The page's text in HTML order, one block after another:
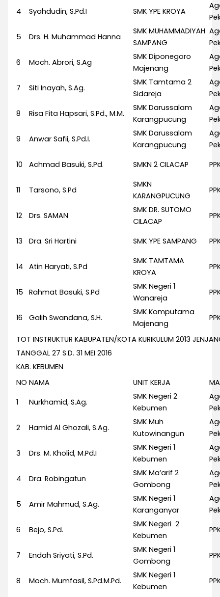
4
Syahdudin, S.Pd.I SMK YPE KROYA
5
Drs. H. Muhammad Hanna
SMK MUHAMMADIYAH
SAMPANG
6
Moch. Abrori, S.Ag
SMK Diponegoro
Majenang
7
Siti Inayah, S.Ag.
SMK Tamtama 2
Sidareja
8
Risa Fita Hapsari, S.Pd., M.M.
SMK Darussalam
Karangpucung
9
Anwar Safii, S.Pd.I.
SMK Darussalam
Karangpucung
10
Achmad Basuki, S.Pd. SMKN 2 CILACAP
11 Tarsono, S.Pd
SMKN
KARANGPUCUNG
12 Drs. SAMAN
SMK DR. SUTOMO
CILACAP
13 Dra. Sri Hartini SMK YPE SAMPANG
14 Atin Haryati, S.Pd
SMK TAMTAMA
KROYA
15 Rahmat Basuki, S.Pd
SMK Negeri 1
Wanareja
16 Galih Swandana, S.H.
SMK Komputama
Majenang
TOT INSTRUKTUR KABUPATEN/KOTA KURIKULUM 2013
TANGGAL 27 S.D. 31 MEI 2016
KAB. KEBUMEN
NO NAMA UNIT KERJA
1
Nurkhamid, S.Ag.
SMK Negeri 2
Kebumen
2
Hamid Al Ghozali, S.Ag.
SMK Muh
Kutowinangun
3
Drs. M. Kholid, M.Pd.I
SMK Negeri 1
Kebumen
4
Dra. Robingatun
SMK Ma’arif 2
Gombong
5
Amir Mahmud, S.Ag.
SMK Negeri 1
Karanganyar
6
Bejo, S.Pd.
SMK Negeri 2
Kebumen
7 Endah Sriyati, S.Pd.
SMK Negeri 1
Gombong
8 Moch. Mumfasil, S.Pd.M.Pd.
SMK Negeri 1
Kebumen